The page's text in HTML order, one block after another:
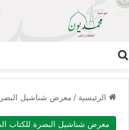
الرئيسية / معرض شناشيل
معرض شناشيل البصرة للكتاب